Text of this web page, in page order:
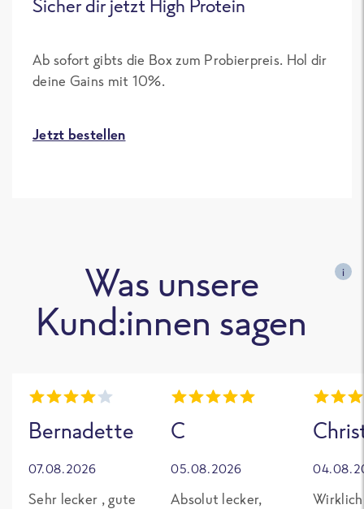
Ab sofort gibts die Box zum Probierpreis. Hol dir
deine Gains mit 10%.
Jetzt bestellen
Was unsere
Kund:innen sagen
i
Bernadette
07.08.2026
Sehr lecker , gute
C
05.08.2026
Absolut lecker,